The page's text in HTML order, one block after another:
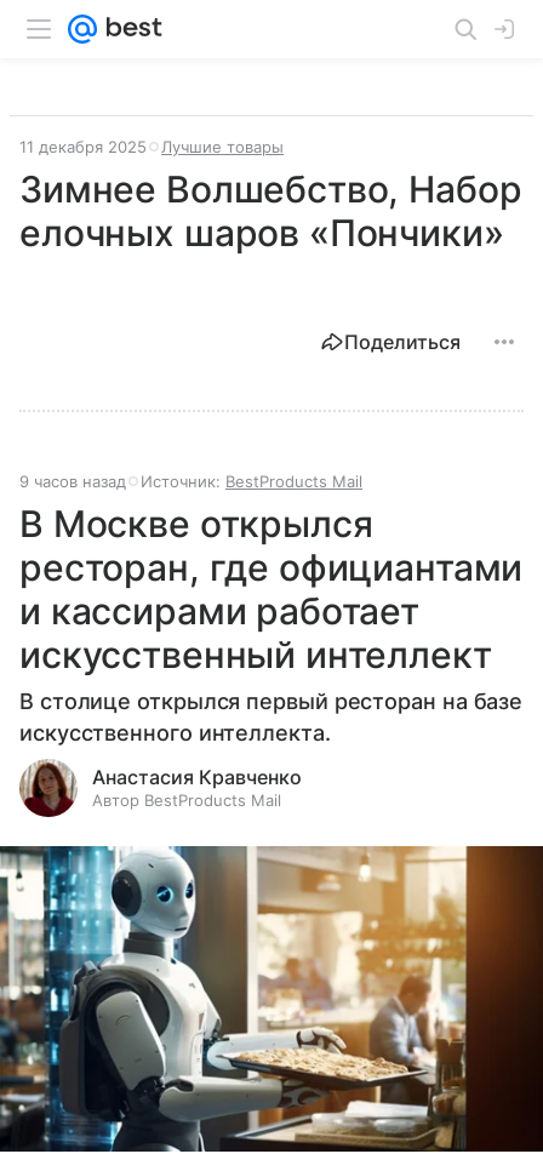
11 декабря 2025 Лучшие товары
Зимнее Волшебство, Набор
елочных шаров «Пончики»
Поделиться
9 часов назад Источник: BestProducts Mail
В Москве открылся
ресторан, где официантами
и кассирами работает
искусственный интеллект
В столице открылся первый ресторан на базе
искусственного интеллекта.
Анастасия Кравченко
Автор BestProducts Mail